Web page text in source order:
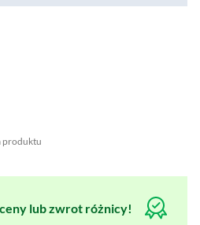
produktu
oknie)
lub zwrot różnicy!